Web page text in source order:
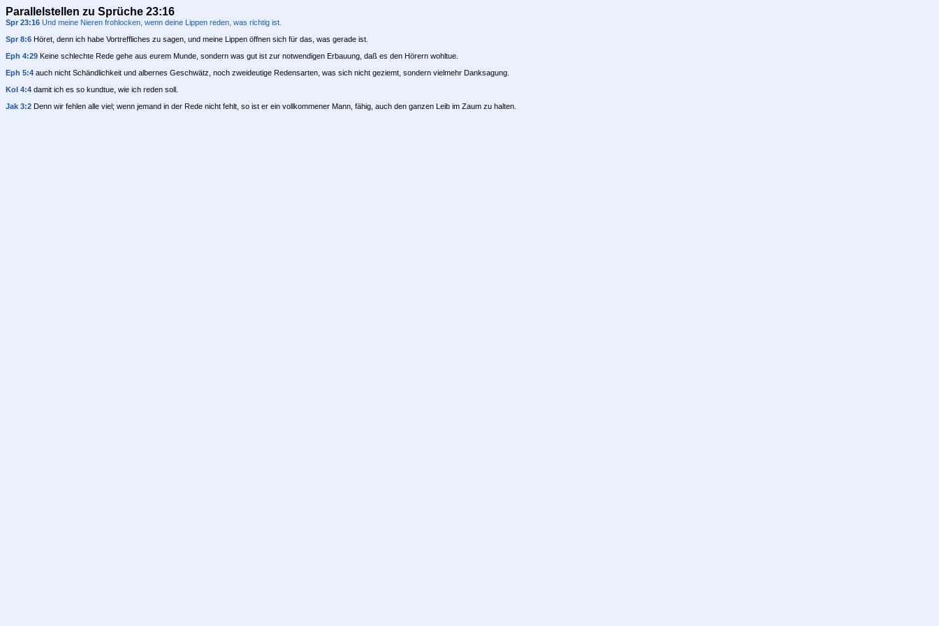
Parallelstellen zu Sprüche 23:16
Spr 23:16 Und meine Nieren frohlocken, wenn deine Lippen reden, was richtig ist.
Spr 8:6 Höret, denn ich habe Vortreffliches zu sagen, und meine Lippen öffnen sich für das, was gerade ist.
Eph 4:29 Keine schlechte Rede gehe aus eurem Munde, sondern was gut ist zur notwendigen Erbauung, daß es den Hörern wohltue.
Eph 5:4 auch nicht Schändlichkeit und albernes Geschwätz, noch zweideutige Redensarten, was sich nicht geziemt, sondern vielmehr Danksagung.
Kol 4:4 damit ich es so kundtue, wie ich reden soll.
Jak 3:2 Denn wir fehlen alle viel; wenn jemand in der Rede nicht fehlt, so ist er ein vollkommener Mann, fähig, auch den ganzen Leib im Zaum zu halten.